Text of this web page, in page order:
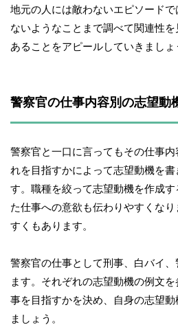
地元の人には敵わないエピソード
ないようなことまで調べて関連性
あることをアピールしていきましょ
警察官の仕事内容別の志望動
警察官と一口に言ってもその仕事
れを目指すかによって志望動機を
す。職種を絞って志望動機を作成
た仕事への意欲も伝わりやすくな
すくもあります。
警察官の仕事として刑事、白バイ
ます。それぞれの志望動機の例文
事を目指すかを決め、自身の志望
ましょう。